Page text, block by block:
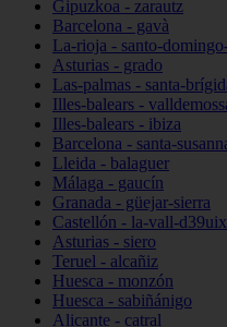
Gipuzkoa - zarautz
Barcelona - gavà
La-rioja - santo-
Asturias - grado
Las-palmas - santa-
Illes-balears -
Illes-balears - ibiza
Barcelona - santa-
Lleida - balaguer
Málaga - gaucín
Granada - güejar-sierra
Castellón - la-vall-
Asturias - siero
Teruel - alcañiz
Huesca - monzón
Huesca - sabiñánigo
Alicante - catral